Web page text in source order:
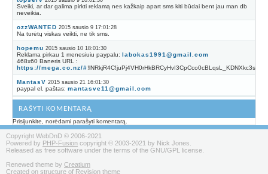
Sveiki, ar dar galima pirkti reklamą nes kažkaip apart sms kiti būdai bent jau man db
neveikia.
ozzWANTED 2015 sausio 9 17:01:28
Na turėtų viskas veikti, ne tik sms.
hopemu 2015 sausio 10 18:01:30
Reklama pirkau 1 menesiuiu paypalu:
labokas1991@gmail.com
468x60 Baneris URL :
https://mega.co.nz/#!lNRkjR4C!juPj4VH0rHkBRCyHvI3CpCco0cBLqsL_KDNXkc3sqf4
MantasV 2015 sausio 21 16:01:30
paypal el. paštas: mantasve11@gmail.com
RAŠYTI KOMENTARĄ
Prisijunkite, norėdami parašyti komentarą.
Copyright WebDnD © 2006-2021
Powered by PHP-Fusion copyright © 2003-2021 by Nick Jones.
Released as free software under the terms of the GNU/GPL license.
Renewed theme by Creatium
Created on structure of Revision theme